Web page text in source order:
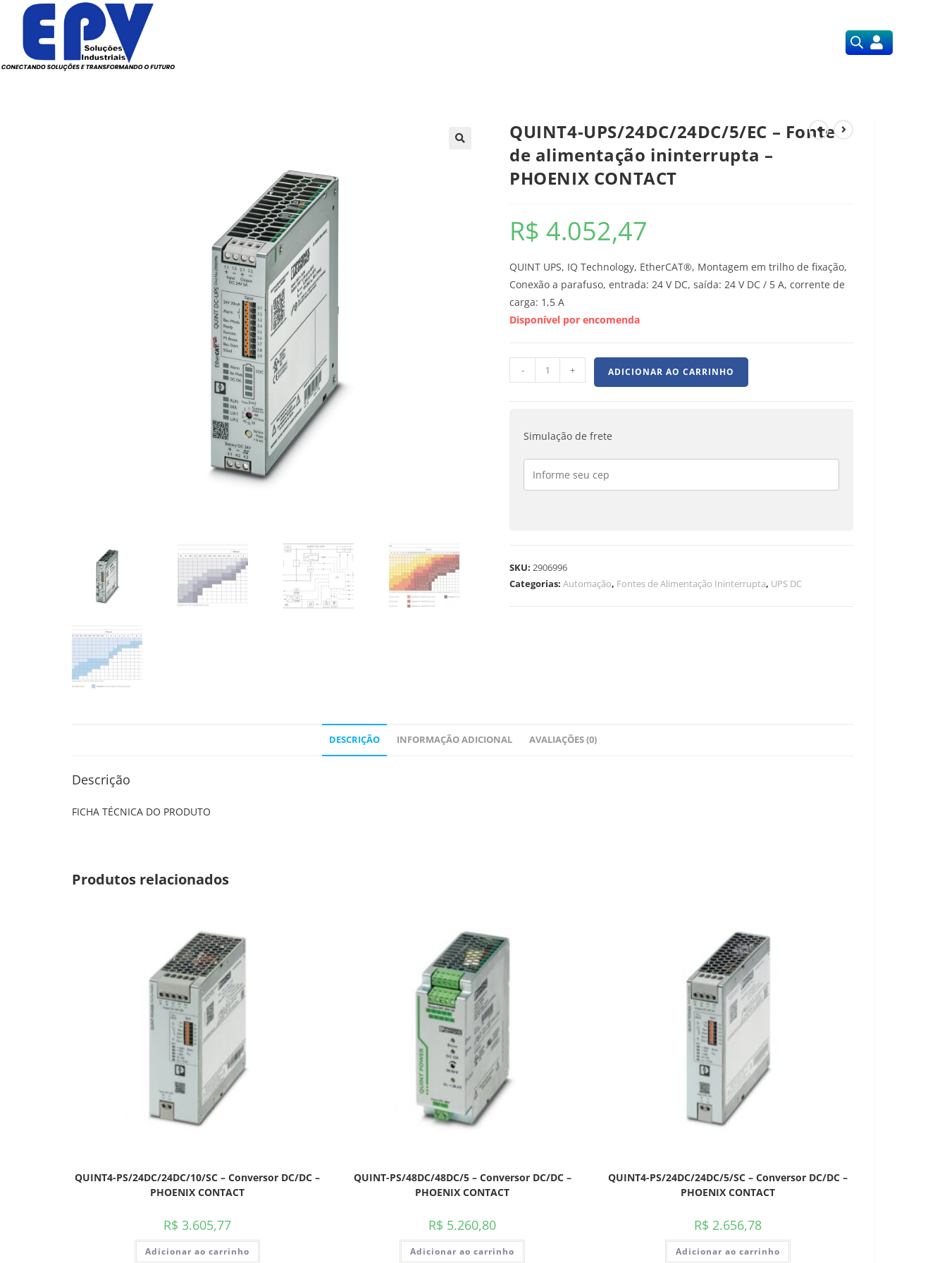
QUINT4-UPS/24DC/24DC/5/EC – Fonte
de alimentação ininterrupta –
PHOENIX CONTACT
R$ 4.052,47
QUINT UPS, IQ Technology, EtherCAT®, Montagem em trilho de fixação,
Conexão a parafuso, entrada: 24 V DC, saída: 24 V DC / 5 A, corrente de
carga: 1,5 A
Disponível por encomenda
- + ADICIONAR AO CARRINHO
Simulação de frete
SKU:2906996
Categorias:Automação, Fontes de Alimentação Ininterrupta, UPS DC
DESCRIÇÃO INFORMAÇÃO ADICIONAL AVALIAÇÕES (0)
Descrição
FICHA TÉCNICA DO PRODUTO
Produtos relacionados
QUINT4-PS/24DC/24DC/10/SC – Conversor DC/DC –
PHOENIX CONTACT
R$ 3.605,77
Adicionar ao carrinho
QUINT-PS/48DC/48DC/5 – Conversor DC/DC –
PHOENIX CONTACT
R$ 5.260,80
Adicionar ao carrinho
QUINT4-PS/24DC/24DC/5/SC – Conversor DC/DC –
PHOENIX CONTACT
R$ 2.656,78
Adicionar ao carrinho